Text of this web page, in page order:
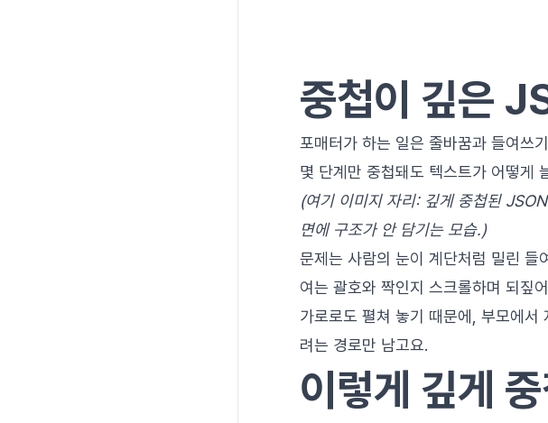
중첩이 깊은
포매터가 하는 일은 줄바꿈과 들여쓰
몇 단계만 중첩돼도 텍스트가 어떻게
(여기 이미지 자리: 깊게 중첩된
면에 구조가 안 담기는 모습.)
문제는 사람의 눈이 계단처럼 밀린
여는 괄호와 짝인지 스크롤하며 되짚
가로로도 펼쳐 놓기 때문에, 부모에
려는 경로만 남고요.
이렇게 깊게